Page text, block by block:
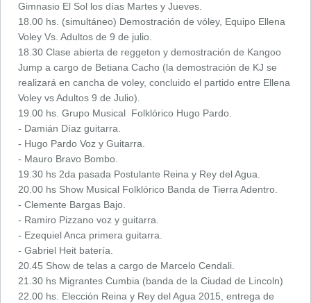
Gimnasio El Sol los días Martes y Jueves.
18.00 hs. (simultáneo) Demostración de vóley, Equipo Ellena
Voley Vs. Adultos de 9 de julio.
18.30 Clase abierta de reggeton y demostración de Kangoo
Jump a cargo de Betiana Cacho (la demostración de KJ se
realizará en cancha de voley, concluido el partido entre Ellena
Voley vs Adultos 9 de Julio).
19.00 hs. Grupo Musical Folklórico Hugo Pardo.
- Damián Díaz guitarra.
- Hugo Pardo Voz y Guitarra.
- Mauro Bravo Bombo.
19.30 hs 2da pasada Postulante Reina y Rey del Agua.
20.00 hs Show Musical Folklórico Banda de Tierra Adentro.
- Clemente Bargas Bajo.
- Ramiro Pizzano voz y guitarra.
- Ezequiel Anca primera guitarra.
- Gabriel Heit batería.
20.45 Show de telas a cargo de Marcelo Cendali.
21.30 hs Migrantes Cumbia (banda de la Ciudad de Lincoln)
22.00 hs. Elección Reina y Rey del Agua 2015, entrega de